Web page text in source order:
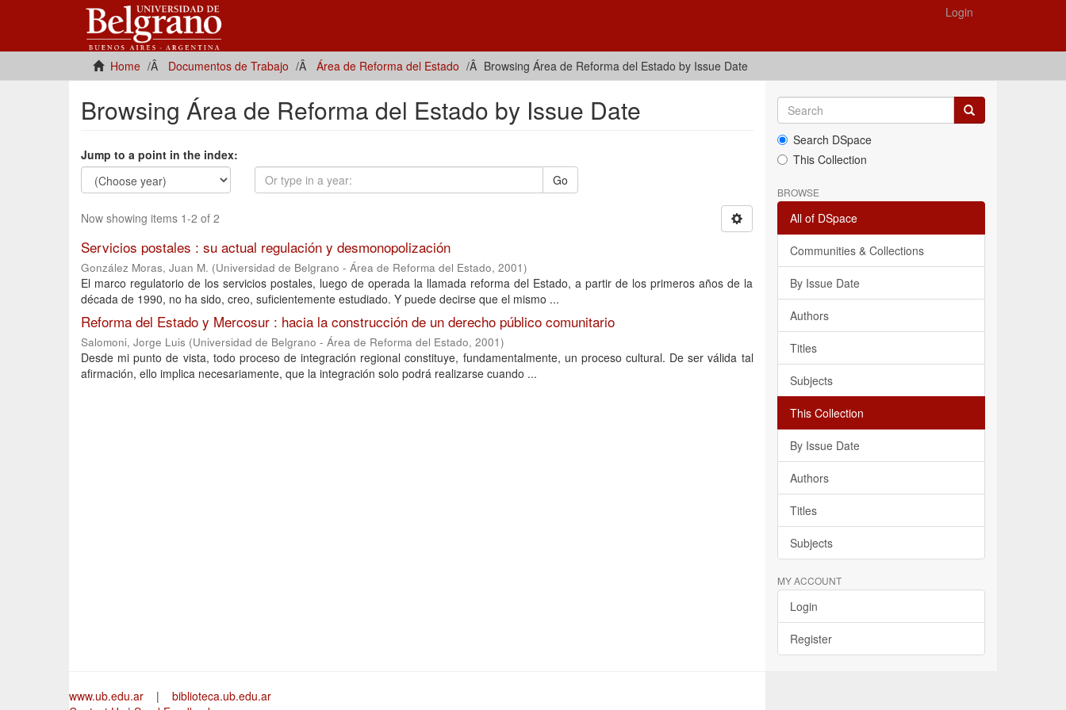
Login
Home Documentos de Trabajo Área de Reforma del Estado Browsing Área de Reforma del Estado by Issue Date
Browsing Área de Reforma del Estado by Issue Date
Jump to a point in the index:
Go
Now showing items 1-2 of 2
Servicios postales : su actual regulación y desmonopolización
González Moras, Juan M. (Universidad de Belgrano - Área de Reforma del Estado, 2001)
El marco regulatorio de los servicios postales, luego de operada la llamada reforma del Estado, a partir de los primeros años de la
década de 1990, no ha sido, creo, suficientemente estudiado. Y puede decirse que el mismo ...
Reforma del Estado y Mercosur : hacia la construcción de un derecho público comunitario
Salomoni, Jorge Luis (Universidad de Belgrano - Área de Reforma del Estado, 2001)
Desde mi punto de vista, todo proceso de integración regional constituye, fundamentalmente, un proceso cultural. De ser válida tal
afirmación, ello implica necesariamente, que la integración solo podrá realizarse cuando ...
Search DSpace
This Collection
BROWSE
All of DSpace
Communities & Collections
By Issue Date
Authors
Titles
Subjects
This Collection
By Issue Date
Authors
Titles
Subjects
MY ACCOUNT
Login
Register
www.ub.edu.ar | biblioteca.ub.edu.ar